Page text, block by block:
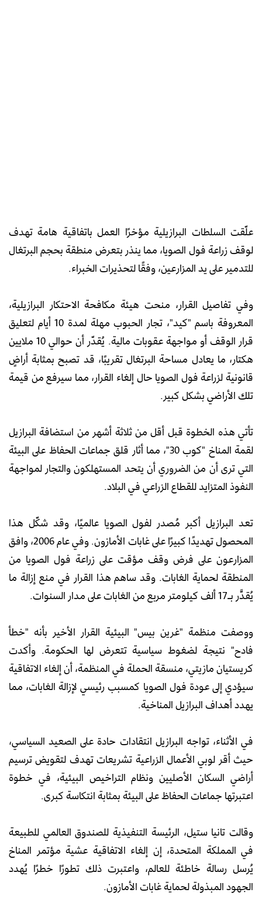
علّقت السلطات البرازيلية مؤخرًا العمل باتفاقية هامة تهدف
لوقف زراعة فول الصويا، مما ينذر بتعرض منطقة بحجم البرتغال
للتدمير على يد المزارعين، وفقًا لتحذيرات الخبراء.
وفي تفاصيل القرار، منحت هيئة مكافحة الاحتكار البرازيلية،
المعروفة باسم "كيد"، تجار الحبوب مهلة لمدة 10 أيام لتعليق
قرار الوقف أو مواجهة عقوبات مالية. يُقدّر أن حوالي 10 ملايين
هكتار، ما يعادل مساحة البرتغال تقريبًا، قد تصبح بمثابة أراضٍ
قانونية لزراعة فول الصويا حال إلغاء القرار، مما سيرفع من قيمة
تلك الأراضي بشكل كبير.
تأتي هذه الخطوة قبل أقل من ثلاثة أشهر من استضافة البرازيل
لقمة المناخ "كوب 30"، مما أثار قلق جماعات الحفاظ على البيئة
التي ترى أن من الضروري أن يتحد المستهلكون والتجار لمواجهة
النفوذ المتزايد للقطاع الزراعي في البلاد.
تعد البرازيل أكبر مُصدر لفول الصويا عالميًا، وقد شكّل هذا
المحصول تهديدًا كبيرًا على غابات الأمازون. وفي عام 2006، وافق
المزارعون على فرض وقف مؤقت على زراعة فول الصويا من
المنطقة لحماية الغابات. وقد ساهم هذا القرار في منع إزالة ما
يُقدَّر بـ17 ألف كيلومتر مربع من الغابات على مدار السنوات.
ووصفت منظمة "غرين بيس" البيئية القرار الأخير بأنه "خطأ
فادح" نتيجة لضغوط سياسية تتعرض لها الحكومة. وأكدت
كريستيان مازيتي، منسقة الحملة في المنظمة، أن إلغاء الاتفاقية
سيؤدي إلى عودة فول الصويا كمسبب رئيسي لإزالة الغابات، مما
يهدد أهداف البرازيل المناخية.
في الأثناء، تواجه البرازيل انتقادات حادة على الصعيد السياسي،
حيث أقر لوبي الأعمال الزراعية تشريعات تهدف لتقويض ترسيم
أراضي السكان الأصليين ونظام التراخيص البيئية، في خطوة
اعتبرتها جماعات الحفاظ على البيئة بمثابة انتكاسة كبرى.
وقالت تانيا ستيل، الرئيسة التنفيذية للصندوق العالمي للطبيعة
في المملكة المتحدة، إن إلغاء الاتفاقية عشية مؤتمر المناخ
يُرسل رسالة خاطئة للعالم، واعتبرت ذلك تطورًا خطرًا يُهدد
الجهود المبذولة لحماية غابات الأمازون.